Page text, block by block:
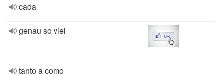
cada
genau so viel
tanto a como